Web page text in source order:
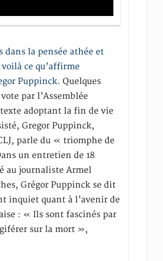
dans la pensée athée et
ce qu’affirme
Puppinck. Quelques
par l’Assemblée
adoptant la fin de vie
Gregor Puppinck,
parle du « triomphe de
un entretien de 18
au journaliste Armel
Grégor Puppinck se dit
inquiet quant à l’avenir de
: « Ils sont fascinés par
sur la mort »,